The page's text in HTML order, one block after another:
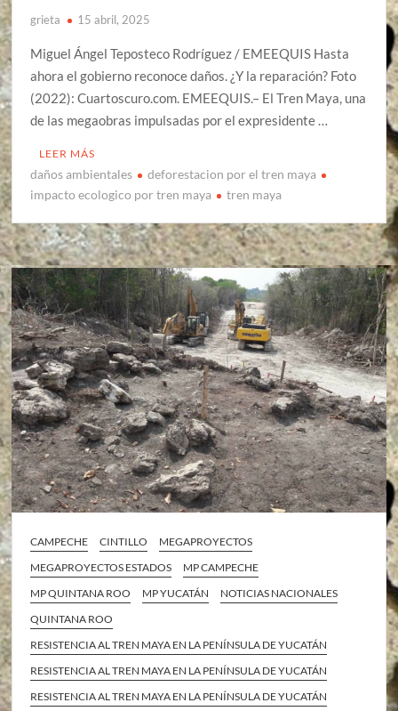
grieta 15 abril, 2025
Miguel Ángel Teposteco Rodríguez / EMEEQUIS Hasta
ahora el gobierno reconoce daños. ¿Y la reparación? Foto
(2022): Cuartoscuro.com. EMEEQUIS.– El Tren Maya, una
de las megaobras impulsadas por el expresidente …
LEER MÁS
daños ambientales
deforestacion por el tren maya
impacto ecologico por tren maya
tren maya
CAMPECHE CINTILLO
MEGAPROYECTOS
MEGAPROYECTOS ESTADOS
MP CAMPECHE
MP QUINTANA ROO
MP YUCATÁN
NOTICIAS NACIONALES
QUINTANA ROO
RESISTENCIA AL TREN MAYA EN LA PENÍNSULA DE YUCATÁN
RESISTENCIA AL TREN MAYA EN LA PENÍNSULA DE YUCATÁN
RESISTENCIA AL TREN MAYA EN LA PENÍNSULA DE YUCATÁN